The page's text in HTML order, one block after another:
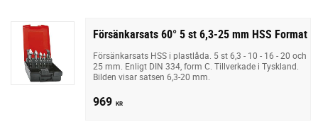
Försänkarsats 60° 5 st 6,3-25 mm HSS Format
Försänkarsats HSS i plastlåda. 5 st 6,3 - 10 - 16 - 20 och
25 mm. Enligt DIN 334, form C. Tillverkade i Tyskland.
Bilden visar satsen 6,3-20 mm.
969 KR